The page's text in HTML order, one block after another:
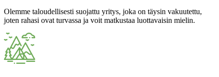
Olemme taloudellisesti suojattu yritys, joka on täysin vakuutettu,
joten rahasi ovat turvassa ja voit matkustaa luottavaisin mielin.